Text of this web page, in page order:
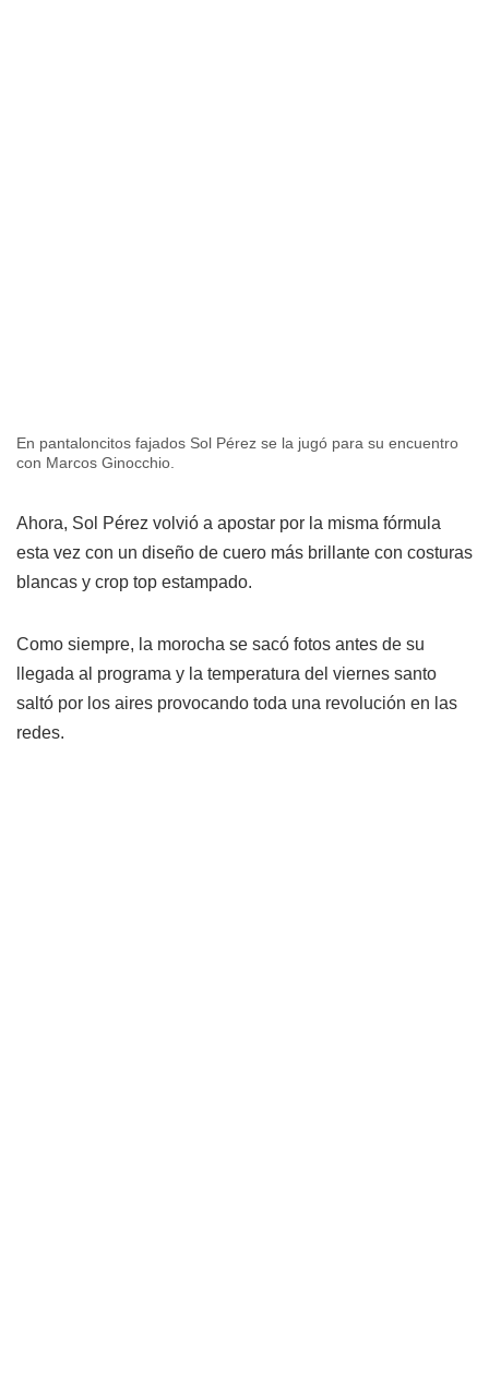
En pantaloncitos fajados Sol Pérez se la jugó para su encuentro
con Marcos Ginocchio.
Ahora, Sol Pérez volvió a apostar por la misma fórmula
esta vez con un diseño de cuero más brillante con costuras
blancas y crop top estampado.
Como siempre, la morocha se sacó fotos antes de su
llegada al programa y la temperatura del viernes santo
saltó por los aires provocando toda una revolución en las
redes.